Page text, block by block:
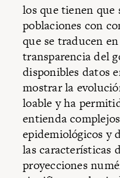
los que tienen que
poblaciones con
que se traducen
transparencia del
disponibles datos
mostrar la
loable y ha
entienda
epidemiológicos y
las características
proyecciones